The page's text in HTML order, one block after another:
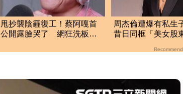
甩抄襲陰霾復工！蔡阿嘎首
公開露臉哭了 網狂洗板怒
周杰倫遭爆有私生
昔日同框「美女股